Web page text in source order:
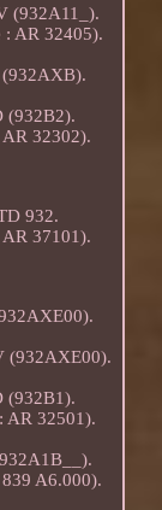
(932A11_).
: AR 32405).
(932AXB).
(932B2).
32302).
932.
37101).
(932AXE00).
(932B1).
AR 32501).
A6.000).